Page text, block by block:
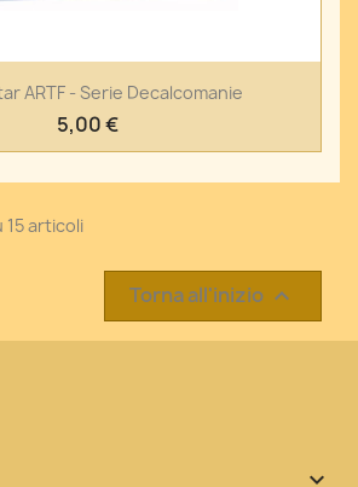
ARTF - Serie Decalcomanie
5,00 €
15 articoli
Torna all'inizio 
